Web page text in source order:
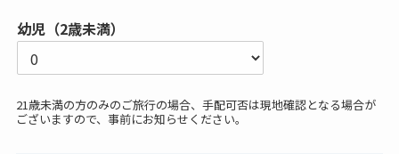
幼児（2歳未満）
21歳未満の方のみのご旅行の場合、手配可否は現地確認となる場合が
ございますので、事前にお知らせください。